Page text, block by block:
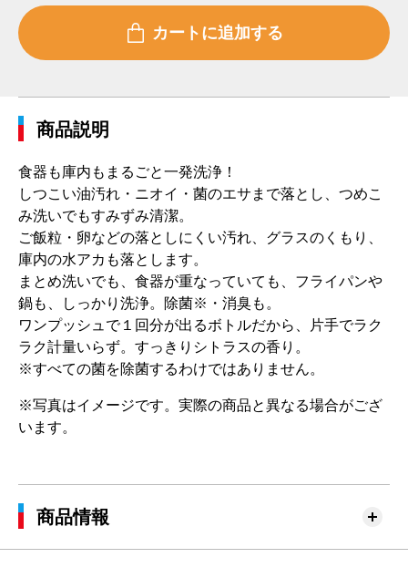
商品説明
食器も庫内もまるごと一発洗浄！
しつこい油汚れ・ニオイ・菌のエサまで落とし、つめこ
み洗いでもすみずみ清潔。
ご飯粒・卵などの落としにくい汚れ、グラスのくもり、
庫内の水アカも落とします。
まとめ洗いでも、食器が重なっていても、フライパンや
鍋も、しっかり洗浄。除菌※・消臭も。
ワンプッシュで１回分が出るボトルだから、片手でラク
ラク計量いらず。すっきりシトラスの香り。
※すべての菌を除菌するわけではありません。
※写真はイメージです。実際の商品と異なる場合がござ
います。
商品情報